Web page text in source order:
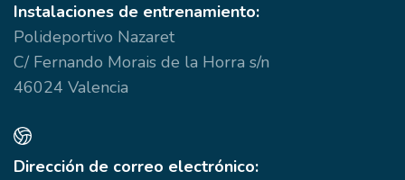
Instalaciones de entrenamiento:
Polideportivo Nazaret
C/ Fernando Morais de la Horra s/n
46024 Valencia
Dirección de correo electrónico: